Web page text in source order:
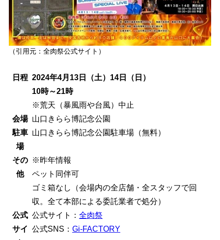
（引用元：全肉祭公式サイト）
日程 2024年4月13日（土）14日（日）
10時～21時
※荒天（暴風雨や台風）中止
会場 山口きらら博記念公園
駐車
場
山口きらら博記念公園駐車場（無料）
その
他
※昨年情報
ペット同伴可
ゴミ箱なし
（会場内の全店舗・全スタッフで回
収。全て本部による委託業者で処分）
公式
サイ
公式サイト： 全肉祭
公式SNS ： Gi‐FACTORY